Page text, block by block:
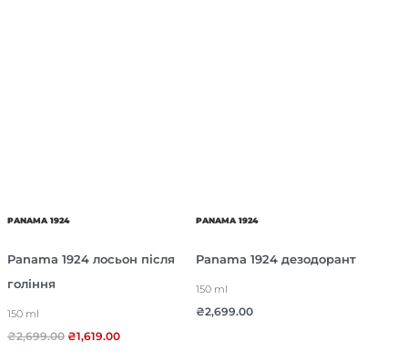
PANAMA 1924
Panama 1924 лосьон після
гоління
150 ml
₴2,699.00 ₴1,619.00
PANAMA 1924
Panama 1924 дезодорант
150 ml
₴2,699.00